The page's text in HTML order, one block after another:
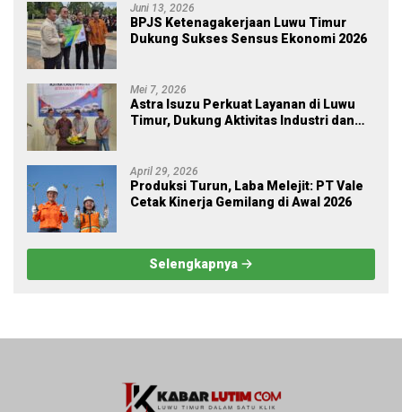
Juni 13, 2026
BPJS Ketenagakerjaan Luwu Timur
Dukung Sukses Sensus Ekonomi 2026
Mei 7, 2026
Astra Isuzu Perkuat Layanan di Luwu
Timur, Dukung Aktivitas Industri dan
April 29, 2026
Produksi Turun, Laba Melejit: PT Vale
Cetak Kinerja Gemilang di Awal 2026
Selengkapnya